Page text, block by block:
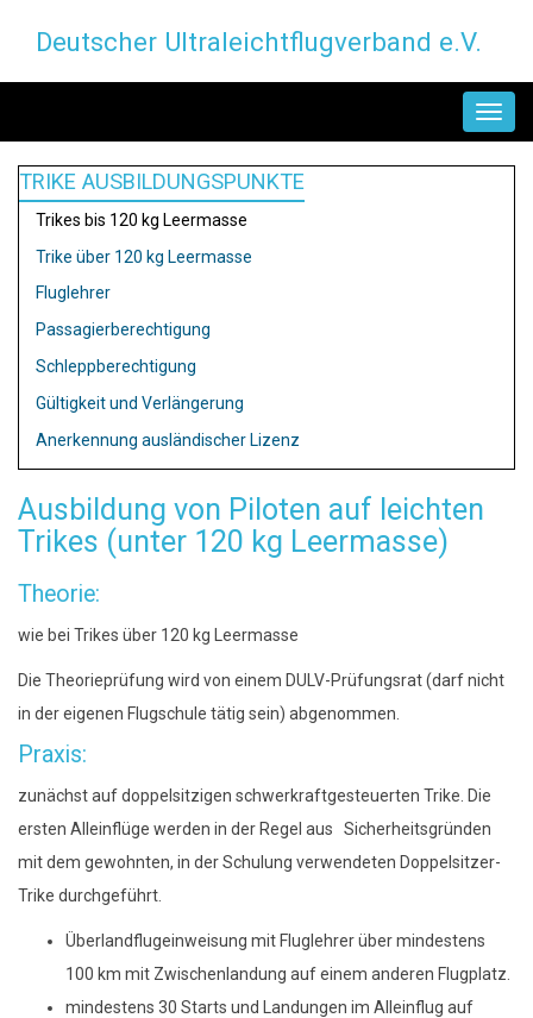
Inhalt
Deutscher Ultraleichtflugverband e.V.
TRIKE AUSBILDUNGSPUNKTE
Trikes bis 120 kg Leermasse
Trike über 120 kg Leermasse
Fluglehrer
Passagierberechtigung
Schleppberechtigung
Gültigkeit und Verlängerung
Anerkennung ausländischer Lizenz
Ausbildung von Piloten auf leichten
Trikes (unter 120 kg Leermasse)
Theorie:
wie bei Trikes über 120 kg Leermasse
Die Theorieprüfung wird von einem DULV-Prüfungsrat (darf nicht
in der eigenen Flugschule tätig sein) abgenommen.
Praxis:
zunächst auf doppelsitzigen schwerkraftgesteuerten Trike. Die
ersten Alleinflüge werden in der Regel aus Sicherheitsgründen
mit dem gewohnten, in der Schulung verwendeten Doppelsitzer-
Trike durchgeführt.
Überlandflugeinweisung mit Fluglehrer über mindestens
100 km mit Zwischenlandung auf einem anderen Flugplatz.
mindestens 30 Starts und Landungen im Alleinflug auf